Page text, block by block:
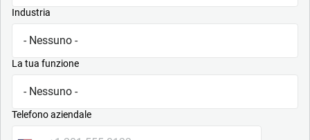
Industria
La tua funzione
Telefono aziendale